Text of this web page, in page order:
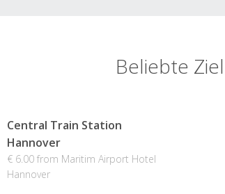
Beliebte
Central Train Station
Hannover
€ 6.00 from Maritim Airport Hotel
Hannover